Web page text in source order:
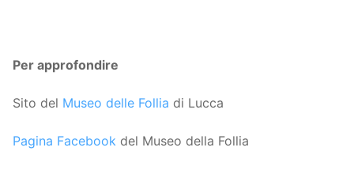
Per approfondire
Sito del Museo delle Follia di Lucca
Pagina Facebook del Museo della Follia